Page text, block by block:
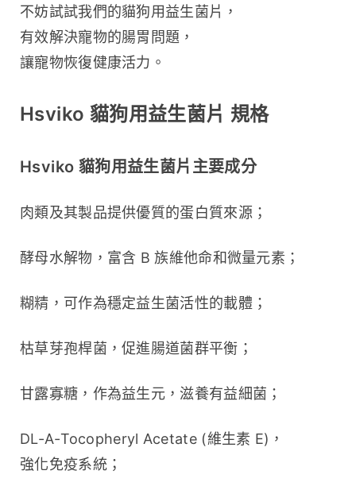
不妨試試我們的貓狗用益生菌片，
有效解決寵物的腸胃問題，
讓寵物恢復健康活力。
Hsviko 貓狗用益生菌片 規格
Hsviko 貓狗用益生菌片主要成分
肉類及其製品提供優質的蛋白質來源；
酵母水解物，富含 B 族維他命和微量元素；
糊精，可作為穩定益生菌活性的載體；
枯草芽孢桿菌，促進腸道菌群平衡；
甘露寡糖，作為益生元，滋養有益細菌；
DL-A-Tocopheryl Acetate (維生素 E)，
強化免疫系統；